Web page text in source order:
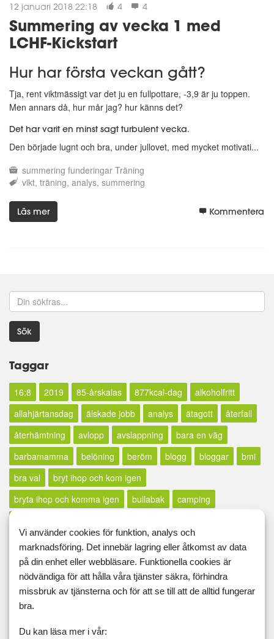
12 januari 2018 22:18 4 4
Summering av vecka 1 med
LCHF-Kickstart
Hur har första veckan gått?
Tja, rent viktmässigt var det ju en fullpottare, -3,9 är ju toppen.
Men annars då, hur mår jag? hur känns det?
Det har varit en minst sagt turbulent vecka.
Den började lugnt och bra, under jullovet, med mycket motivati...
summering funderingar Träning
vikt träning analys summering
Läs mer Kommentera
Sök
Taggar
16:8 2019 85-årskalas 877kcal-dag
alkoholfritt
allahjärtansdag
älskade jobb analys ätagott
återfall
återhämtning
avlopp avslappning
bara en väg
barbamamma
belöning beröm blogg bloggar
bmi
bra val
bryt ihop och kom igen
bryta ihop och komma igen
bullabak
camping
drömmar
dryck elever endorfiner
energikonto
extrapepp
faller fallit fira fläskfilé flatvarp
födelsedag
fredagsfeeling
fredagslängtan
friskluft
gäddhäng
getingar
Vi använder cookies för funktion, analys och
marknadsföring. Det innebär lagring eller åtkomst av data
på din enhet eller webbläsare. Funktionella cookies är
nödvändiga för att hålla våra tjänster säkra, förhindra
missbruk av tjänsterna och för att se till att de alltid fungerar
bra.
Du kan läsa mer i vår: